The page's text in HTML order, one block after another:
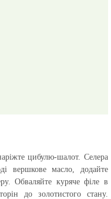
цибулю-шалот. Селера
вершкове масло, додайте
Обваляйте куряче філе в
до золотистого стану.